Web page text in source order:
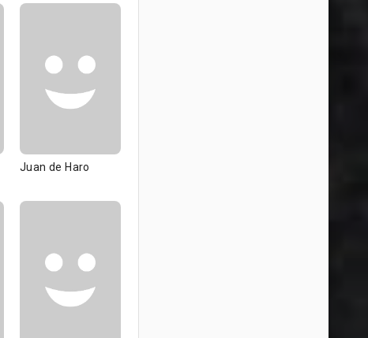
Juan de Haro